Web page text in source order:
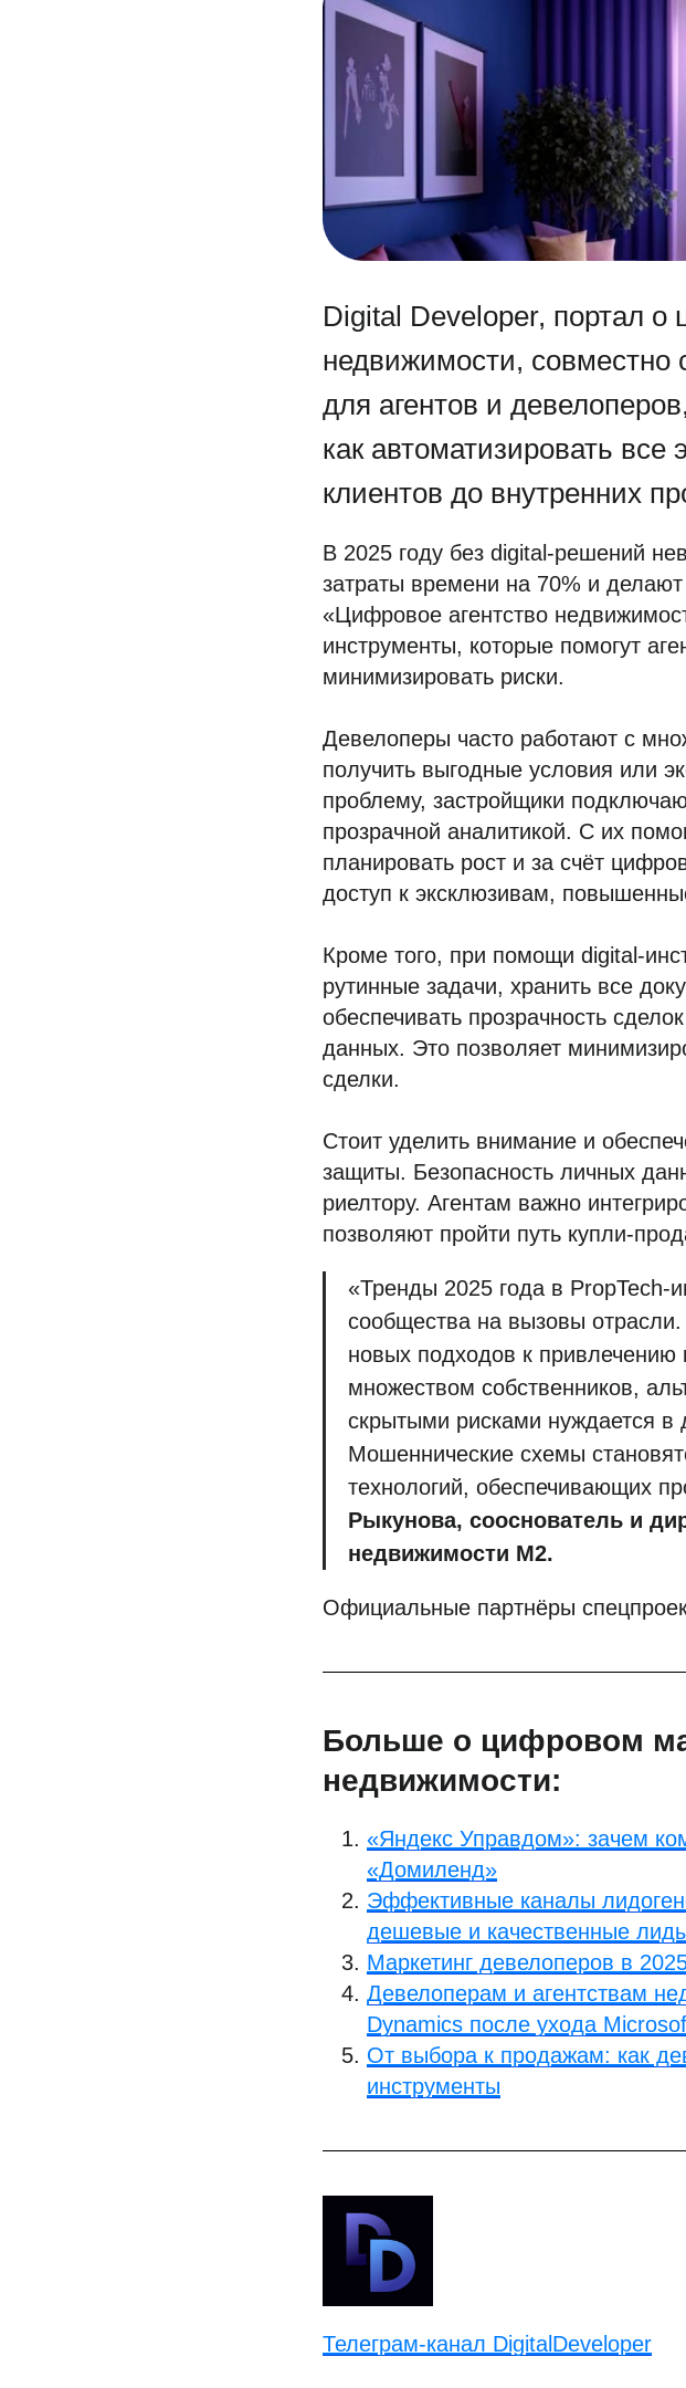
Digital Developer, портал о
недвижимости,
для агентов и
как автоматизировать
клиентов до внутренних
В 2025 году без digital-решений
затраты времени на 70% и
«Цифровое агентство
инструменты, которые помогут
минимизировать риски.
Девелоперы часто работают с
получить выгодные условия или
проблему, застройщики
прозрачной аналитикой. С их
планировать рост и за счёт
доступ к эксклюзивам,
Кроме того, при помощи digital-
рутинные задачи, хранить все
обеспечивать прозрачность
данных. Это позволяет
сделки.
Стоит уделить внимание и
защиты. Безопасность личных
риелтору. Агентам важно
позволяют пройти путь купли-
«Тренды 2025 года в PropTech-
сообщества на вызовы
новых подходов к привлечению
множеством собственников,
скрытыми рисками нуждается
Мошеннические схемы
технологий, обеспечивающих
Рыкунова, сооснователь и
недвижимости М2.
Официальные партнёры
Больше о цифровом
недвижимости:
«Яндекс Управдом»: зачем
«Домиленд»
Эффективные каналы
дешевые и качественные
Маркетинг девелоперов в
Девелоперам и агентствам
Dynamics после ухода
От выбора к продажам: как
инструменты
Телеграм-канал DigitalDeveloper